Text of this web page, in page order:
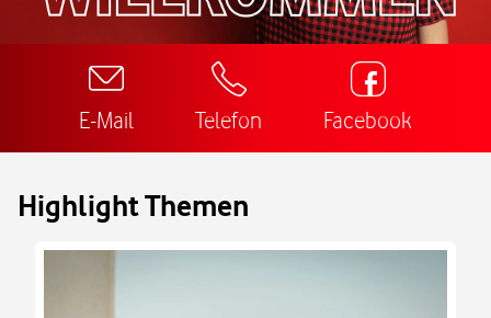
E-Mail Telefon Facebook
Highlight Themen